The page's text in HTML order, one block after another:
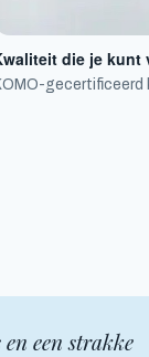
die je kunt
een strakke